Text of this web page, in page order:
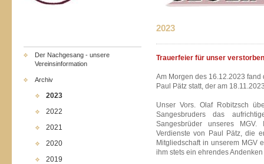
Der Nachgesang - unsere
Vereinsinformation
Archiv
2023
2022
2021
2020
2019
2023
Trauerfeier für unser
Am Morgen des 16.12.2023
Paul Pätz statt, der am
Unser Vors. Olaf Robitzsch
Sangesbruders das
Sangesbrüder unseres
Verdienste von Paul Pätz, die
Mitgliedschaft in unserem MGV
ihm stets ein ehrendes